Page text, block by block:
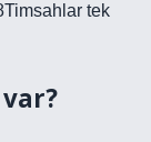
tek